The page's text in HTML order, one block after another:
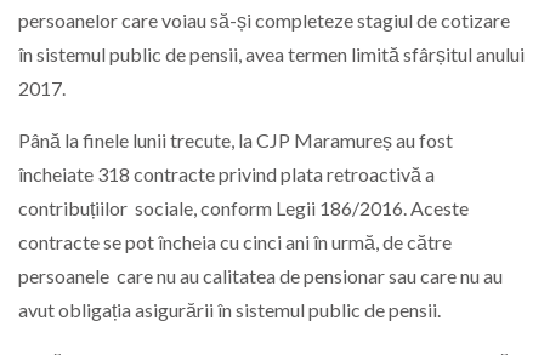
persoanelor care voiau să-și completeze stagiul de cotizare
în sistemul public de pensii, avea termen limită sfârșitul anului
2017.
Până la finele lunii trecute, la CJP Maramureș au fost
încheiate 318 contracte privind plata retroactivă a
contribuțiilor sociale, conform Legii 186/2016. Aceste
contracte se pot încheia cu cinci ani în urmă, de către
persoanele care nu au calitatea de pensionar sau care nu au
avut obligația asigurării în sistemul public de pensii.